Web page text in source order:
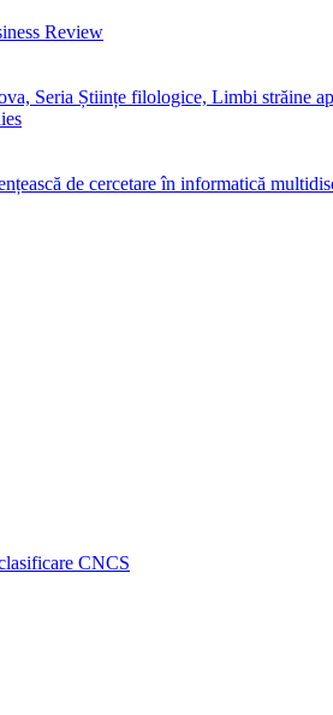
Review
Seria Științe filologice, Limbi străine
de cercetare în informatică
CNCS